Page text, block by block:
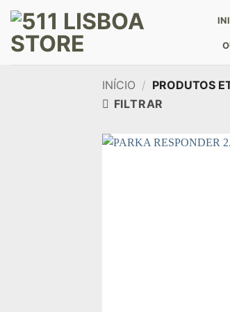
Skip
content
INÍCIO / PRODUTOS
FILTRAR